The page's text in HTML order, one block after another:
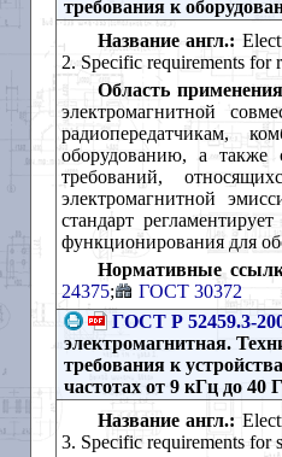
требования к
Название англ.:
2. Specific requirements for
Область
электромагнитной
радиопередатчикам,
оборудованию, а также
требований,
электромагнитной
стандарт
функционирования для
Нормативные
24375;
ГОСТ 30372
ГОСТ Р 52459.3-
электромагнитная.
требования к
частотах от 9 кГц до 40
Название англ.:
3. Specific requirements for